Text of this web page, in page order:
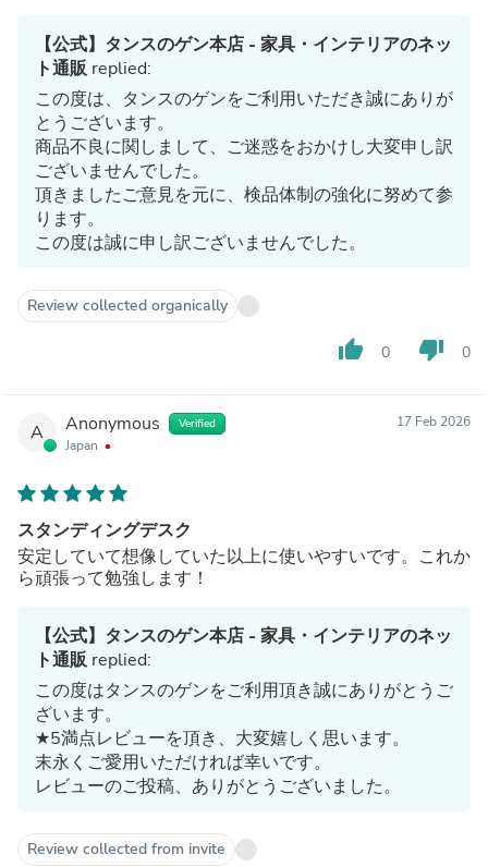
【公式】タンスのゲン本店 - 家具・インテリアのネッ
ト通販replied:
この度は、タンスのゲンをご利用いただき誠にありが
とうございます。
商品不良に関しまして、ご迷惑をおかけし大変申し訳
ございませんでした。
頂きましたご意見を元に、検品体制の強化に努めて参
ります。
この度は誠に申し訳ございませんでした。
Review collected organically
thumb_up 0 thumb_down 0
A Anonymous Verified
Japan
17 Feb 2026
スタンディングデスク
安定していて想像していた以上に使いやすいです。これか
ら頑張って勉強します！
【公式】タンスのゲン本店 - 家具・インテリアのネッ
ト通販replied:
この度はタンスのゲンをご利用頂き誠にありがとうご
ざいます。
★5満点レビューを頂き、大変嬉しく思います。
末永くご愛用いただければ幸いです。
レビューのご投稿、ありがとうございました。
Review collected from invite